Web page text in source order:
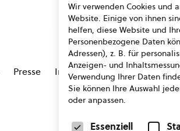
Presse Impressum Datenschutz
Wir verwenden Cookies und
Website. Einige von ihnen
helfen, diese Website und
Personenbezogene Daten
Adressen), z. B. für
Anzeigen- und
Verwendung Ihrer Daten
Sie können Ihre Auswahl
oder anpassen.
Datenschutzeinstellungen
Essenziell